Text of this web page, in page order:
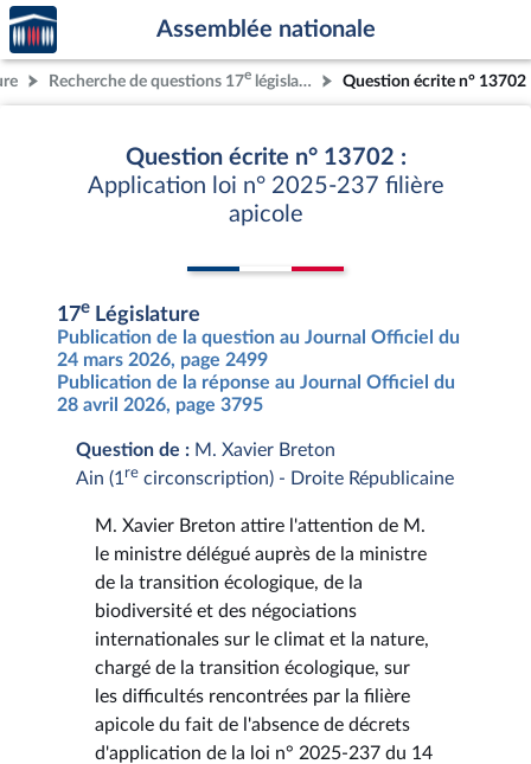
Aller au contenu
Aller en bas de la page
Accèder
à la
page
d'accueil
Assemblée nationale
Recherche de questions 17e législature Question écrite n° 13702
Question écrite n° 13702 :
Application loi n° 2025-237 filière
apicole
17e Législature
Publication de la question au Journal Officiel du
24 mars 2026, page 2499
Publication de la réponse au Journal Officiel du
28 avril 2026, page 3795
Question de : M. Xavier Breton
Ain (1 re circonscription) - Droite Républicaine
M. Xavier Breton attire l'attention de M.
le ministre délégué auprès de la ministre
de la transition écologique, de la
biodiversité et des négociations
internationales sur le climat et la nature,
chargé de la transition écologique, sur
les difficultés rencontrées par la filière
apicole du fait de l'absence de décrets
d'application de la loi n° 2025-237 du 14